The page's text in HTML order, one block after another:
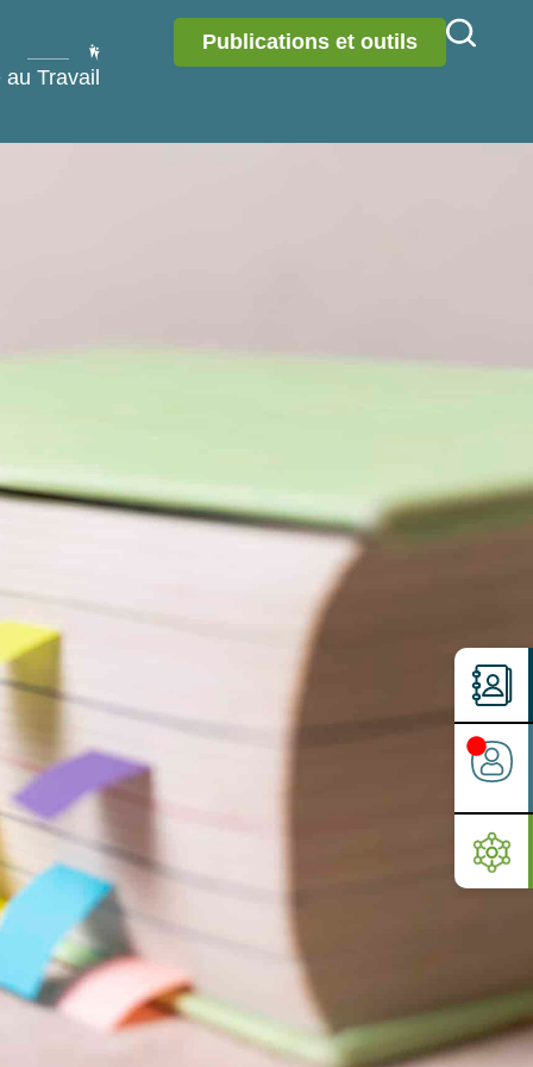
Travail
Publications et outils